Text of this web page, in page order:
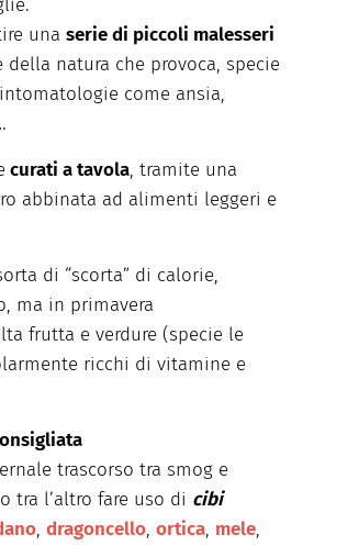
una serie di piccoli malesseri
natura che provoca, specie
come ansia,
curati a tavola, tramite una
abbinata ad alimenti leggeri e
di “scorta” di calorie,
ma in primavera
frutta e verdure (specie le
ricchi di vitamine e
trascorso tra smog e
tra l’altro fare uso di cibi
, dragoncello, ortica, mele,